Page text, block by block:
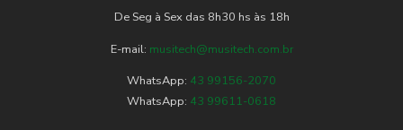
De Seg à Sex das 8h30 hs às 18h
E-mail: musitech@musitech.com.br
WhatsApp: 43 99156-2070
WhatsApp: 43 99611-0618